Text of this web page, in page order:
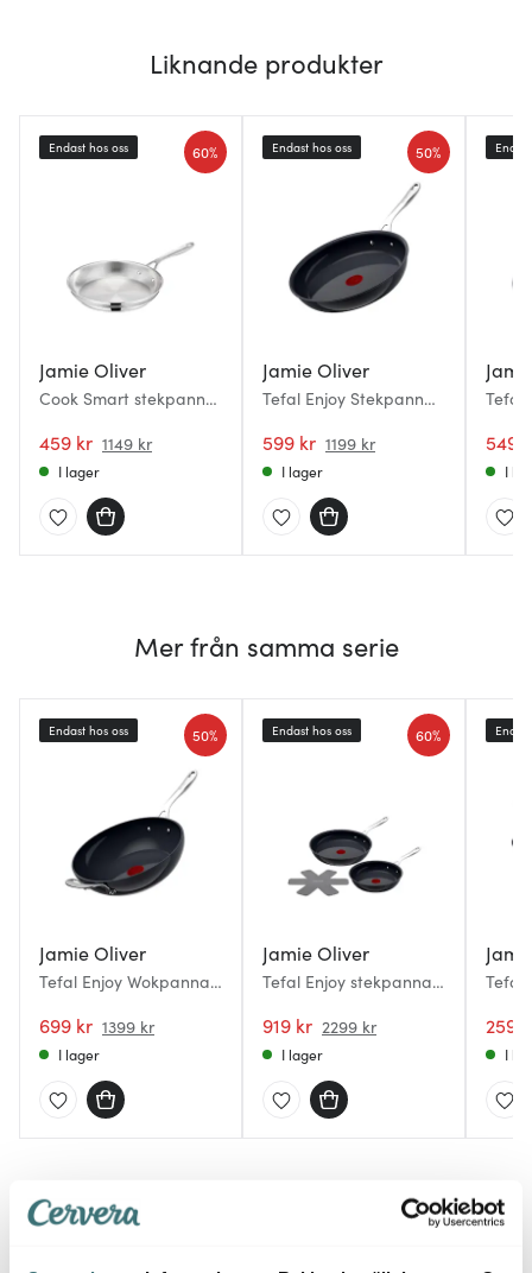
Liknande produkter
Jamie Oliver
Cook Smart stekpanna
459 kr 1149 kr
60%
Endast hos oss
I lager
Jamie Oliver
Tefal Enjoy Stekpanna
599 kr 1199 kr
50%
Endast hos oss
I lager
Tefal
549
I
Mer från samma serie
Jamie Oliver
Tefal Enjoy Wokpanna
699 kr 1399 kr
50%
Endast hos oss
I lager
Jamie Oliver
Tefal Enjoy stekpanna 2
keramisk beläggning
919 kr 2299 kr
60%
Endast hos oss
I lager
Tefal
I
Du kanske också gillar